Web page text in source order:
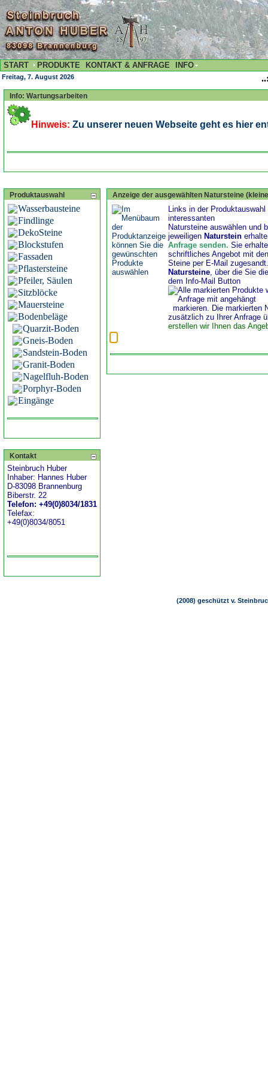
START PRODUKTE KONTAKT & ANFRAGE INFO
Freitag, 7. August 2026
Info: Wartungsarbeiten
Hinweis: Zu unserer neuen Webseite geht es hier
Produktauswahl
Wasserbausteine
Findlinge
DekoSteine
Blockstufen
Fassaden
Pflastersteine
Pfeiler, Säulen
Sitzblöcke
Mauersteine
Bodenbeläge
Quarzit-Boden
Gneis-Boden
Sandstein-Boden
Granit-Boden
Nagelfluh-Boden
Porphyr-Boden
Eingänge
Kontakt
Steinbruch Huber
Inhaber: Hannes Huber
D-83098 Brannenburg
Biberstr. 22
Telefon: +49(0)8034/1831
Telefax:
+49(0)8034/8051
Anzeige der ausgewählten Natursteine
Links in der
interessanten
Natursteine auswählen und
jeweiligen Naturstein
Anfrage senden. Sie
schriftliches Angebot mit
Steine per E-Mail
Natursteine, über die Sie
dem Info-Mail Button
markieren. Die markierten
zusätzlich zu Ihrer Anfrage
erstellen wir Ihnen das
(2008) geschützt v.